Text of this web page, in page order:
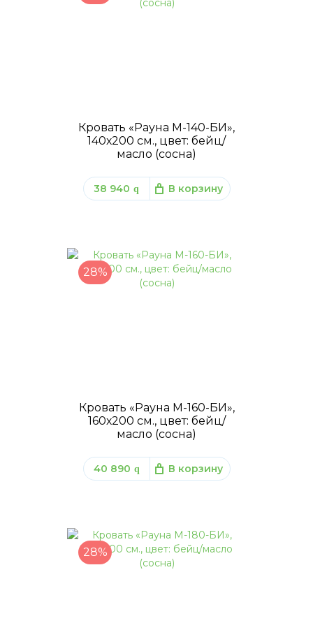
Кровать «Рауна М-140-БИ»,
140х200 см., цвет: бейц/
масло (сосна)
38 940 q В корзину
28%
Кровать «Рауна М-160-БИ»,
160х200 см., цвет: бейц/
масло (сосна)
40 890 q В корзину
28%